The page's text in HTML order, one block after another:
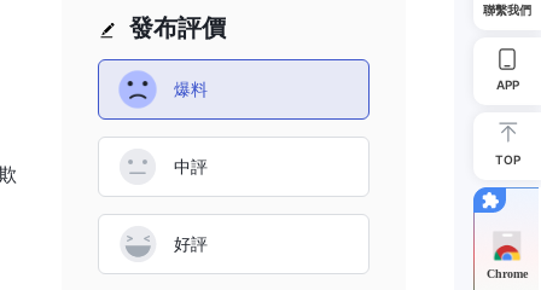
發布評價
爆料
中評
好評
聯繫我們
APP
TOP
Chrome